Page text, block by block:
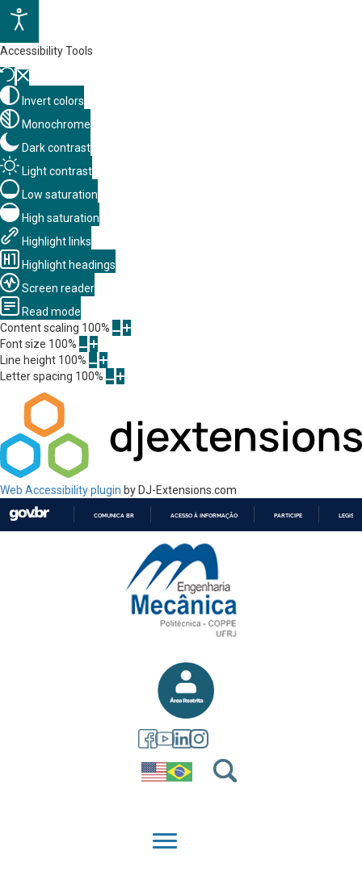
Accessibility Tools
Invert colors
Monochrome
Dark contrast
Light contrast
Low saturation
High saturation
Highlight links
Highlight headings
Screen reader
Read mode
Content scaling 100%
Font size 100%
Line height 100%
Letter spacing 100%
Web Accessibility plugin by DJ-Extensions.com
PARA
CONTEÚDO
COMUNICA BR ACESSO À INFORMAÇÃO PARTICIPE
QUEM SOMOS